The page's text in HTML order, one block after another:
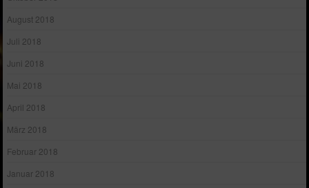
August 2018
Juli 2018
Juni 2018
Mai 2018
April 2018
März 2018
Februar 2018
Januar 2018